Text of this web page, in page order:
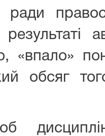
«впало»
обсяг